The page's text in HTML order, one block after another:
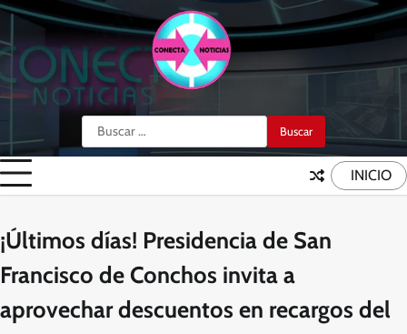
Skip
content
Buscar:
INICIO
¡Últimos días! Presidencia de San
Francisco de Conchos invita a
aprovechar descuentos en recargos del